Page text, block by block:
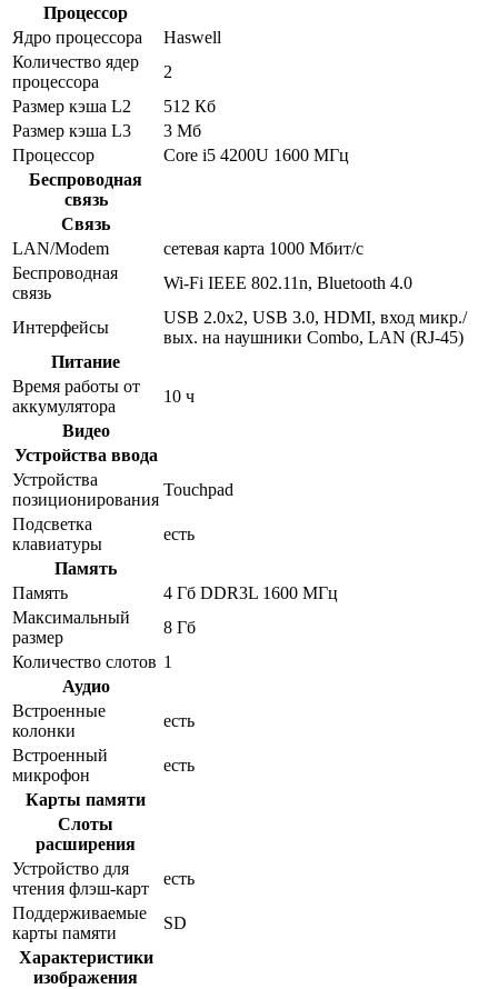
Процессор
Ядро процессора
Haswell
Количество ядер
процессора
2
Размер кэша L2
512 Кб
Размер кэша L3
3 Мб
Процессор
Core i5 4200U 1600 МГц
Беспроводная
связь
Связь
LAN/Modem
сетевая карта 1000 Мбит/c
Беспроводная
связь
Wi-Fi IEEE 802.11n, Bluetooth 4.0
Интерфейсы
USB 2.0x2, USB 3.0, HDMI, вход микр./
вых. на наушники Combo, LAN (RJ-45)
Питание
Время работы от
аккумулятора
10 ч
Видео
Устройства ввода
Устройства
позиционирования
Touchpad
Подсветка
клавиатуры
есть
Память
Память
4 Гб DDR3L 1600 МГц
Максимальный
размер
8 Гб
Количество слотов 1
Аудио
Встроенные
колонки
есть
Встроенный
микрофон
есть
Карты памяти
Слоты
расширения
Устройство для
чтения флэш-карт
есть
Поддерживаемые
карты памяти
SD
Характеристики
изображения